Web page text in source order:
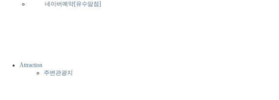
네이버예약[유수암점]
Attraction
주변관광지